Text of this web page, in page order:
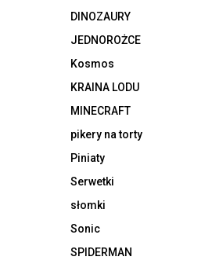
DINOZAURY
JEDNOROŻCE
Kosmos
KRAINA LODU
MINECRAFT
pikery na torty
Piniaty
Serwetki
słomki
Sonic
SPIDERMAN